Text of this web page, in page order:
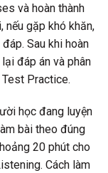
và hoàn thành
nếu gặp khó khăn,
Sau khi hoàn
đáp án và phân
Practice.
học đang luyện
bài theo đúng
20 phút cho
Cách làm